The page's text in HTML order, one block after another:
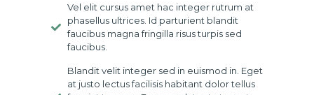
Vel elit cursus amet hac integer rutrum at
phasellus ultrices. Id parturient blandit
faucibus magna fringilla risus turpis sed
faucibus.
Blandit velit integer sed in euismod in. Eget
at justo lectus facilisis habitant dolor tellus